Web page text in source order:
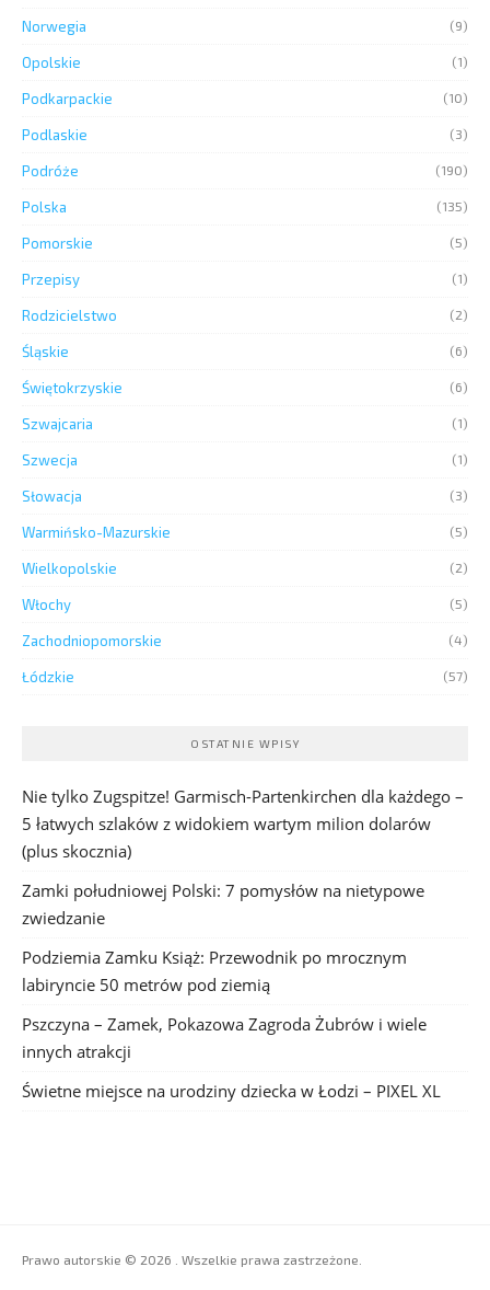
Norwegia (9)
Opolskie (1)
Podkarpackie (10)
Podlaskie (3)
Podróże (190)
Polska (135)
Pomorskie (5)
Przepisy (1)
Rodzicielstwo (2)
Śląskie (6)
Świętokrzyskie (6)
Szwajcaria (1)
Szwecja (1)
Słowacja (3)
Warmińsko-Mazurskie (5)
Wielkopolskie (2)
Włochy (5)
Zachodniopomorskie (4)
Łódzkie (57)
OSTATNIE WPISY
Nie tylko Zugspitze! Garmisch-Partenkirchen dla każdego –
5 łatwych szlaków z widokiem wartym milion dolarów
(plus skocznia)
Zamki południowej Polski: 7 pomysłów na nietypowe
zwiedzanie
Podziemia Zamku Książ: Przewodnik po mrocznym
labiryncie 50 metrów pod ziemią
Pszczyna – Zamek, Pokazowa Zagroda Żubrów i wiele
innych atrakcji
Świetne miejsce na urodziny dziecka w Łodzi – PIXEL XL
Prawo autorskie © 2026 . Wszelkie prawa zastrzeżone.